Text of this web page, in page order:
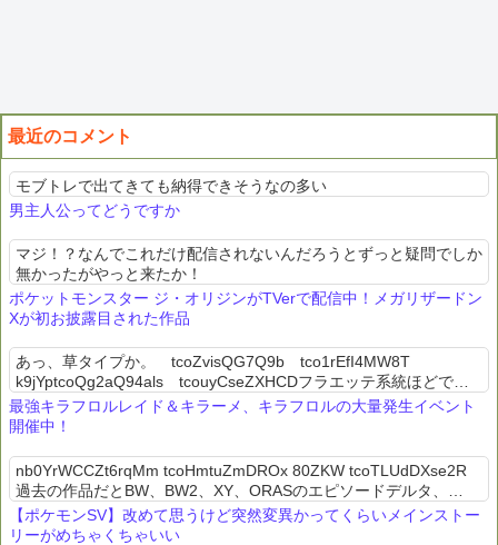
最近のコメント
モブトレで出てきても納得できそうなの多い
男主人公ってどうですか
マジ！？なんでこれだけ配信されないんだろうとずっと疑問でしか
無かったがやっと来たか！
ポケットモンスター ジ・オリジンがTVerで配信中！メガリザードン
Xが初お披露目された作品
あっ、草タイプか。 tcoZvisQG7Q9b tco1rEfI4MW8T
k9jYptcoQg2aQ94als tcouyCseZXHCDフラエッテ系統ほどでは
ないにしろ草タイプに見えるからか蕾がマ...
最強キラフロルレイド＆キラーメ、キラフロルの大量発生イベント
開催中！
nb0YrWCCZt6rqMm tcoHmtuZmDROx 80ZKW tcoTLUdDXse2R
過去の作品だとBW、BW2、XY、ORASのエピソードデルタ、
USUM、レジェアルのエンディング後の...
【ポケモンSV】改めて思うけど突然変異かってくらいメインストー
リーがめちゃくちゃいい